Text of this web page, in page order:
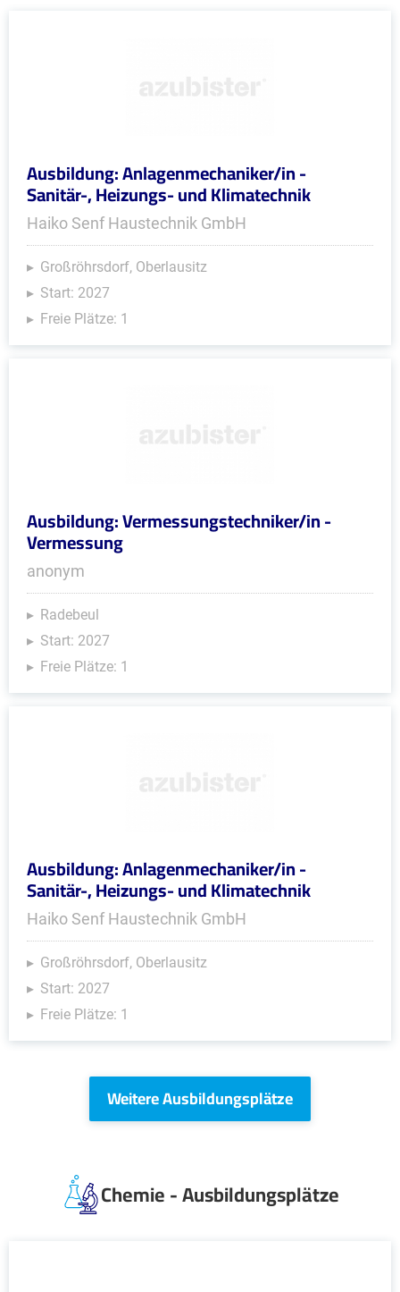
Ausbildung: Anlagenmechaniker/in -
Sanitär-, Heizungs- und Klimatechnik
Haiko Senf Haustechnik GmbH
Großröhrsdorf, Oberlausitz
Start: 2027
Freie Plätze: 1
Ausbildung: Vermessungstechniker/in -
Vermessung
anonym
Radebeul
Start: 2027
Freie Plätze: 1
Ausbildung: Anlagenmechaniker/in -
Sanitär-, Heizungs- und Klimatechnik
Haiko Senf Haustechnik GmbH
Großröhrsdorf, Oberlausitz
Start: 2027
Freie Plätze: 1
Weitere Ausbildungsplätze
Chemie - Ausbildungsplätze